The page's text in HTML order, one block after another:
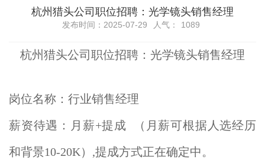
杭州猎头公司职位招聘：光学镜头销售经理
发布时间：2025-07-29 人气： 1089
杭州猎头公司职位招聘：光学镜头销售经理
岗位名称：行业销售经理
薪资待遇：月薪+提成 （月薪可根据人选经历
和背景10-20K）,提成方式正在确定中。